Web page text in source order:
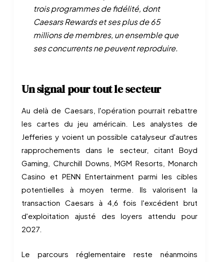
trois programmes de fidélité, dont
Caesars Rewards et ses plus de 65
millions de membres, un ensemble que
ses concurrents ne peuvent reproduire.
Un signal pour tout le secteur
Au delà de Caesars, l'opération pourrait rebattre
les cartes du jeu américain. Les analystes de
Jefferies y voient un possible catalyseur d'autres
rapprochements dans le secteur, citant Boyd
Gaming, Churchill Downs, MGM Resorts, Monarch
Casino et PENN Entertainment parmi les cibles
potentielles à moyen terme. Ils valorisent la
transaction Caesars à 4,6 fois l'excédent brut
d'exploitation ajusté des loyers attendu pour
2027.
Le parcours réglementaire reste néanmoins